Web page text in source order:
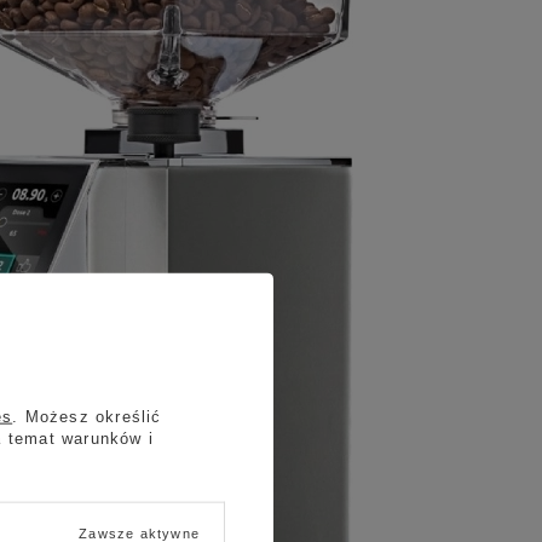
. Możesz określić
warunków i
Zawsze aktywne